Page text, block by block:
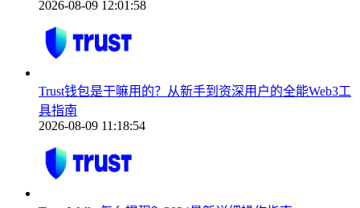
2026-08-09 12:01:58
Trust钱包是干嘛用的？从新手到资深用户的全能Web3工
具指南
2026-08-09 11:18:54